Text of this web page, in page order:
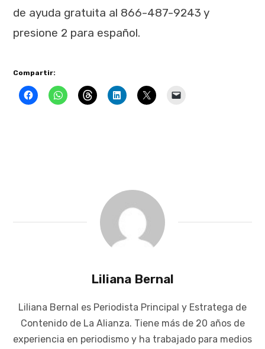
de ayuda gratuita al 866-487-9243 y
presione 2 para español.
Compartir:
Liliana Bernal
Liliana Bernal es Periodista Principal y Estratega de
Contenido de La Alianza. Tiene más de 20 años de
experiencia en periodismo y ha trabajado para medios